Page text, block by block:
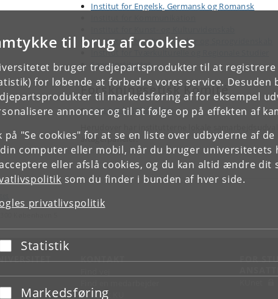
til brug af cookies
bruger tredjepartsprodukter til at
for løbende at forbedre vores service.
til markedsføring af for eksempel
annoncer og til at følge op på effekten af
på "Se cookies" for at se en liste over udbyderne af
computer eller mobil, når du bruger universitetets
eller afslå cookies, og du kan altid ændre dit
som du finder i bunden af hver side.
privatlivspolitik
Acceptér eller afslå
Statistik
Acceptér eller afslå
Markedsføring
Institut for Engelsk, Germansk og Romansk
Institut for Nordiske Studier og Sprogvidenskab
Institut for Tværkulturelle og Regionale Studier
Saxo-Instituttet
Forskningsetisk Komité
Læs om komitéen her
aftagerpaneler.
KONTAKT
Kontakt KU
FOR